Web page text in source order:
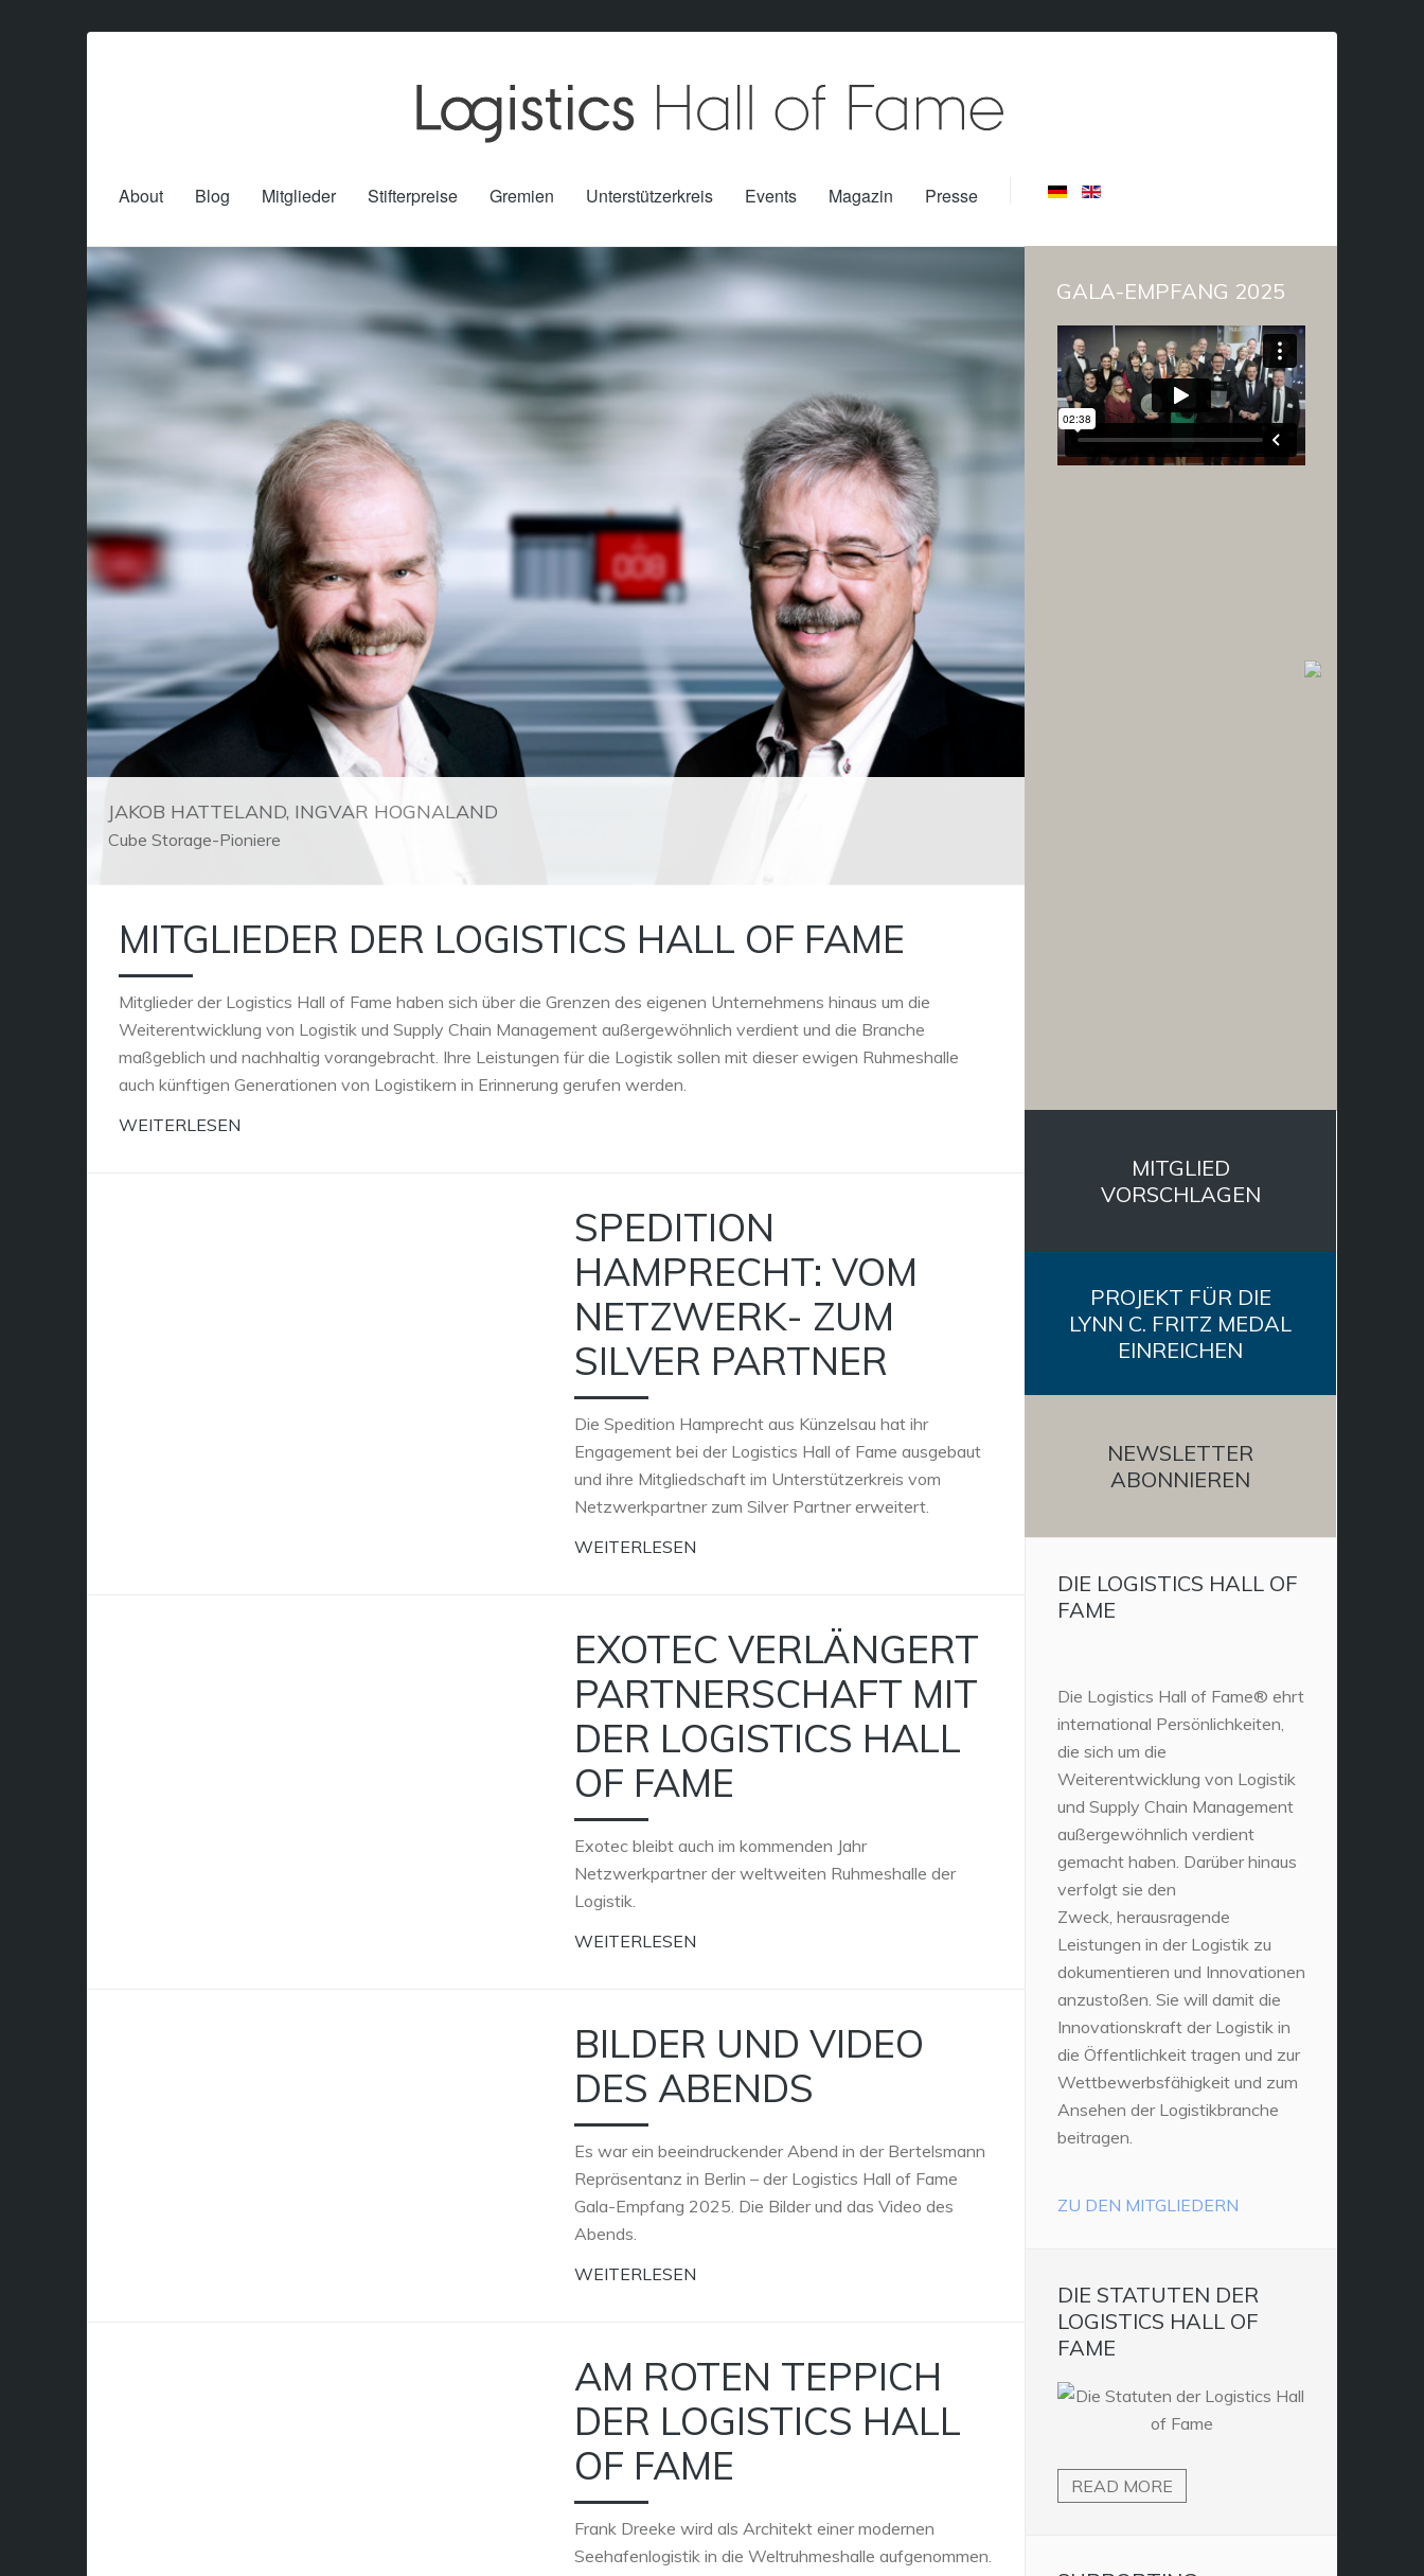
About Blog Mitglieder Stifterpreise Gremien Unterstützerkreis Events Magazin Presse
JAKOB HATTELAND, INGVAR HOGNALAND
Cube Storage-Pioniere
MITGLIEDER DER LOGISTICS HALL OF FAME
Mitglieder der Logistics Hall of Fame haben sich über die Grenzen des eigenen Unternehmens hinaus um die
Weiterentwicklung von Logistik und Supply Chain Management außergewöhnlich verdient und die Branche
maßgeblich und nachhaltig vorangebracht. Ihre Leistungen für die Logistik sollen mit dieser ewigen Ruhmeshalle
auch künftigen Generationen von Logistikern in Erinnerung gerufen werden.
WEITERLESEN
SPEDITION
HAMPRECHT: VOM
NETZWERK- ZUM
SILVER PARTNER
Die Spedition Hamprecht aus Künzelsau hat ihr
Engagement bei der Logistics Hall of Fame ausgebaut
und ihre Mitgliedschaft im Unterstützerkreis vom
Netzwerkpartner zum Silver Partner erweitert.
WEITERLESEN
EXOTEC VERLÄNGERT
PARTNERSCHAFT MIT
DER LOGISTICS HALL
OF FAME
Exotec bleibt auch im kommenden Jahr
Netzwerkpartner der weltweiten Ruhmeshalle der
Logistik.
WEITERLESEN
BILDER UND VIDEO
DES ABENDS
Es war ein beeindruckender Abend in der Bertelsmann
Repräsentanz in Berlin – der Logistics Hall of Fame
Gala-Empfang 2025. Die Bilder und das Video des
Abends.
WEITERLESEN
AM ROTEN TEPPICH
DER LOGISTICS HALL
OF FAME
Frank Dreeke wird als Architekt einer modernen
Seehafenlogistik in die Weltruhmeshalle aufgenommen.
GALA-EMPFANG 2025
MITGLIED
VORSCHLAGEN
PROJEKT FÜR DIE
LYNN C. FRITZ MEDAL
EINREICHEN
NEWSLETTER
ABONNIEREN
DIE LOGISTICS HALL OF
FAME
Die Logistics Hall of Fame® ehrt
international Persönlichkeiten,
die sich um die
Weiterentwicklung von Logistik
und Supply Chain Management
außergewöhnlich verdient
gemacht haben. Darüber hinaus
verfolgt sie den
Zweck, herausragende
Leistungen in der Logistik zu
dokumentieren und Innovationen
anzustoßen. Sie will damit die
Innovationskraft der Logistik in
die Öffentlichkeit tragen und zur
Wettbewerbsfähigkeit und zum
Ansehen der Logistikbranche
beitragen.
ZU DEN MITGLIEDERN
DIE STATUTEN DER
LOGISTICS HALL OF
FAME
READ MORE